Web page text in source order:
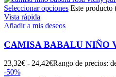
Seleccionar opciones Este producto
Vista rápida
Añadir a mis deseos
CAMISA BABALU NIÑO
23,32€ - 24,42€Rango de precios:
-50%